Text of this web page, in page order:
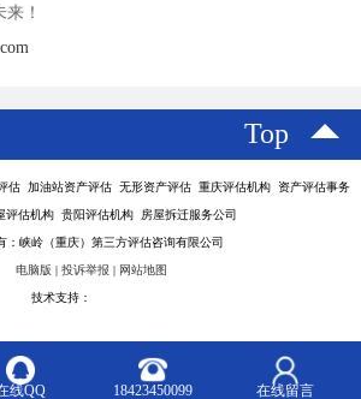
！
Top
估 加油站资产评估 无形资产评估 重庆评估机构 资产评估事务
评估机构 贵阳评估机构 房屋拆迁服务公司
：峡岭（重庆）第三方评估咨询有限公司
电脑版 | 投诉举报 | 网站地图
技术支持：
线QQ 18423450099 在线留言